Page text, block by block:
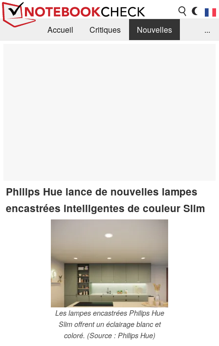
Accueil Critiques
Nouvelles
...
Philips Hue lance de nouvelles lampes
encastrées intelligentes de couleur Slim
Les lampes encastrées Philips Hue
Slim offrent un éclairage blanc et
coloré. (Source : Philips Hue)